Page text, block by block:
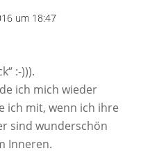
um 18:47
:-))).
ich mich wieder
ich mit, wenn ich ihre
sind wunderschön
Inneren.